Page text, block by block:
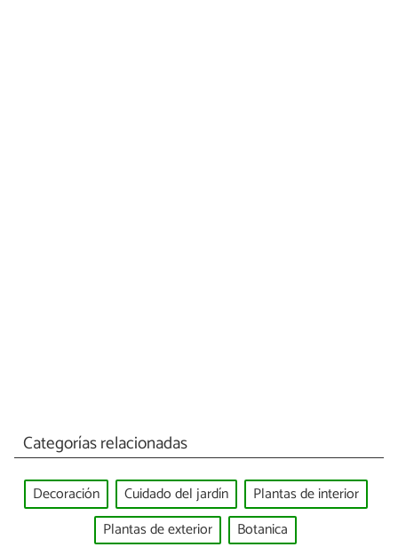
Categorías relacionadas
Decoración Cuidado del jardín
Plantas de interior
Plantas de exterior
Botanica